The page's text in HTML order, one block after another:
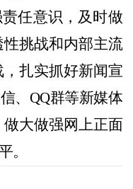
责任意识， 及时做
性挑战和内部主流
扎实抓好新闻宣
、 QQ群等新媒体
大做强网上正面
。